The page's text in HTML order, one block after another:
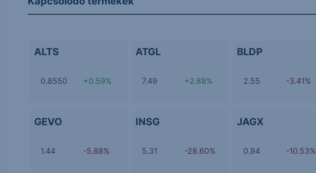
ALTS
0.8550 +0.59%
ATGL
7.49 +2.88%
BLDP
2.55 -3.41%
GEVO
1.44 -5.88%
INSG
5.31 -28.60%
JAGX
0.94 -10.53%